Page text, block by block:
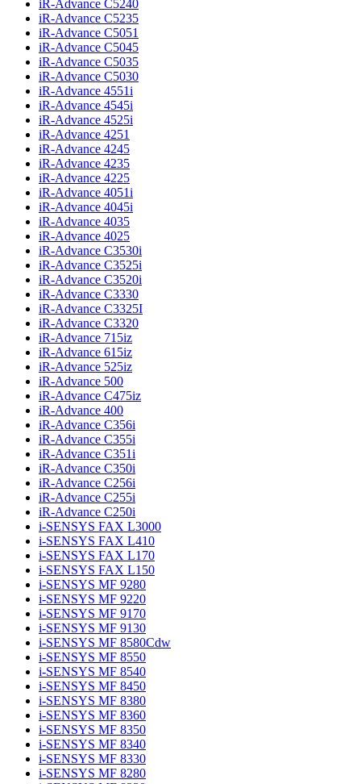
iR-Advance C5240
iR-Advance C5235
iR-Advance C5051
iR-Advance C5045
iR-Advance C5035
iR-Advance C5030
iR-Advance 4551i
iR-Advance 4545i
iR-Advance 4525i
iR-Advance 4251
iR-Advance 4245
iR-Advance 4235
iR-Advance 4225
iR-Advance 4051i
iR-Advance 4045i
iR-Advance 4035
iR-Advance 4025
iR-Advance C3530i
iR-Advance C3525i
iR-Advance C3520i
iR-Advance C3330
iR-Advance C3325I
iR-Advance C3320
iR-Advance 715iz
iR-Advance 615iz
iR-Advance 525iz
iR-Advance 500
iR-Advance C475iz
iR-Advance 400
iR-Advance C356i
iR-Advance C355i
iR-Advance C351i
iR-Advance C350i
iR-Advance C256i
iR-Advance C255i
iR-Advance C250i
i-SENSYS FAX L3000
i-SENSYS FAX L410
i-SENSYS FAX L170
i-SENSYS FAX L150
i-SENSYS MF 9280
i-SENSYS MF 9220
i-SENSYS MF 9170
i-SENSYS MF 9130
i-SENSYS MF 8580Cdw
i-SENSYS MF 8550
i-SENSYS MF 8540
i-SENSYS MF 8450
i-SENSYS MF 8380
i-SENSYS MF 8360
i-SENSYS MF 8350
i-SENSYS MF 8340
i-SENSYS MF 8330
i-SENSYS MF 8280